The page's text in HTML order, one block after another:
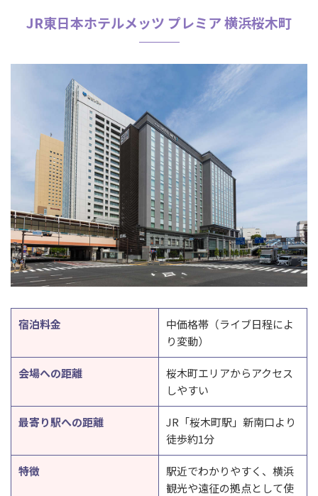
JR東日本ホテルメッツ プレミア 横浜桜木町
宿泊料金
中価格帯（ライブ日程によ
り変動）
会場への距離
桜木町エリアからアクセス
しやすい
最寄り駅への距離
JR「桜木町駅」新南口より
徒歩約1分
特徴
駅近でわかりやすく、横浜
観光や遠征の拠点として使